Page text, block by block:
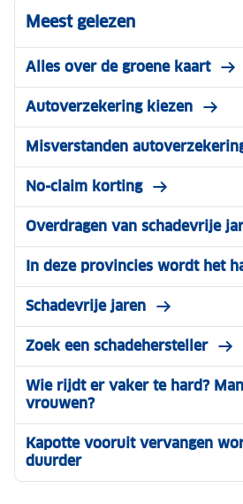
Meest gelezen
Alles over de groene kaart
Autoverzekering kiezen
Misverstanden
No-claim korting
Overdragen van schadevrije
In deze provincies wordt het
Schadevrije jaren
Zoek een schadehersteller
Wie rijdt er vaker te hard?
vrouwen?
Kapotte vooruit vervangen
duurder